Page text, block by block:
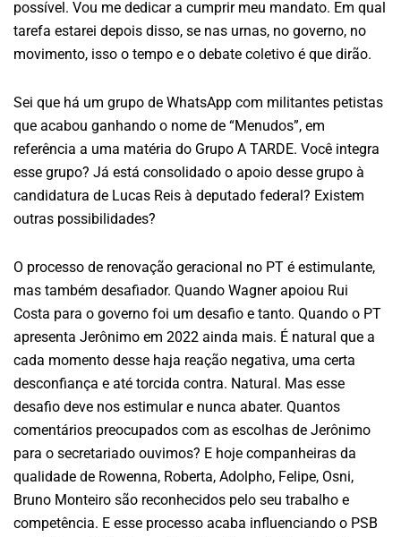
possível. Vou me dedicar a cumprir meu mandato. Em qual
tarefa estarei depois disso, se nas urnas, no governo, no
movimento, isso o tempo e o debate coletivo é que dirão.
Sei que há um grupo de WhatsApp com militantes petistas
que acabou ganhando o nome de “Menudos”, em
referência a uma matéria do Grupo A TARDE. Você integra
esse grupo? Já está consolidado o apoio desse grupo à
candidatura de Lucas Reis à deputado federal? Existem
outras possibilidades?
O processo de renovação geracional no PT é estimulante,
mas também desafiador. Quando Wagner apoiou Rui
Costa para o governo foi um desafio e tanto. Quando o PT
apresenta Jerônimo em 2022 ainda mais. É natural que a
cada momento desse haja reação negativa, uma certa
desconfiança e até torcida contra. Natural. Mas esse
desafio deve nos estimular e nunca abater. Quantos
comentários preocupados com as escolhas de Jerônimo
para o secretariado ouvimos? E hoje companheiras da
qualidade de Rowenna, Roberta, Adolpho, Felipe, Osni,
Bruno Monteiro são reconhecidos pelo seu trabalho e
competência. E esse processo acaba influenciando o PSB